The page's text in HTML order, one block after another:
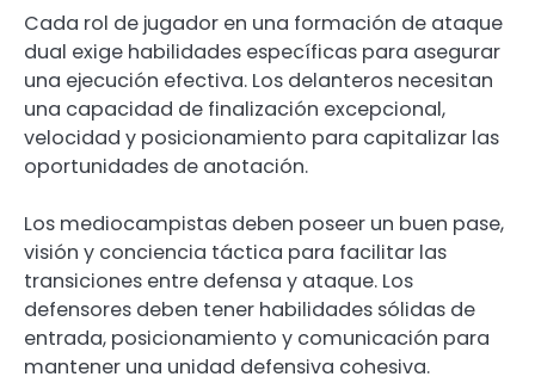
Cada rol de jugador en una formación de ataque
dual exige habilidades específicas para asegurar
una ejecución efectiva. Los delanteros necesitan
una capacidad de finalización excepcional,
velocidad y posicionamiento para capitalizar las
oportunidades de anotación.
Los mediocampistas deben poseer un buen pase,
visión y conciencia táctica para facilitar las
transiciones entre defensa y ataque. Los
defensores deben tener habilidades sólidas de
entrada, posicionamiento y comunicación para
mantener una unidad defensiva cohesiva.